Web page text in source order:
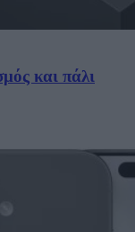
και πάλι